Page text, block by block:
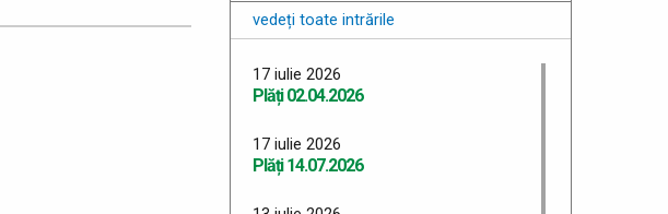
vedeți toate intrările
17 iulie 2026
Plăți 02.04.2026
17 iulie 2026
Plăți 14.07.2026